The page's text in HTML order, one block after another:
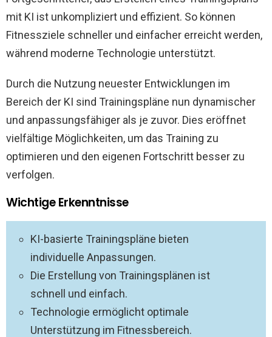
mit KI ist unkompliziert und effizient. So können
Fitnessziele schneller und einfacher erreicht werden,
während moderne Technologie unterstützt.
Durch die Nutzung neuester Entwicklungen im
Bereich der KI sind Trainingspläne nun dynamischer
und anpassungsfähiger als je zuvor. Dies eröffnet
vielfältige Möglichkeiten, um das Training zu
optimieren und den eigenen Fortschritt besser zu
verfolgen.
Wichtige Erkenntnisse
KI-basierte Trainingspläne bieten
individuelle Anpassungen.
Die Erstellung von Trainingsplänen ist
schnell und einfach.
Technologie ermöglicht optimale
Unterstützung im Fitnessbereich.